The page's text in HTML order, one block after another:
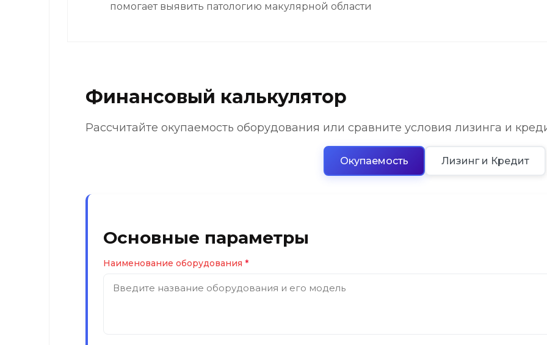
помогает выявить патологию макулярной области
Финансовый калькулятор
Рассчитайте окупаемость оборудования или сравните условия лизинга и
Окупаемость Лизинг и Кредит
Основные параметры
Наименование оборудования